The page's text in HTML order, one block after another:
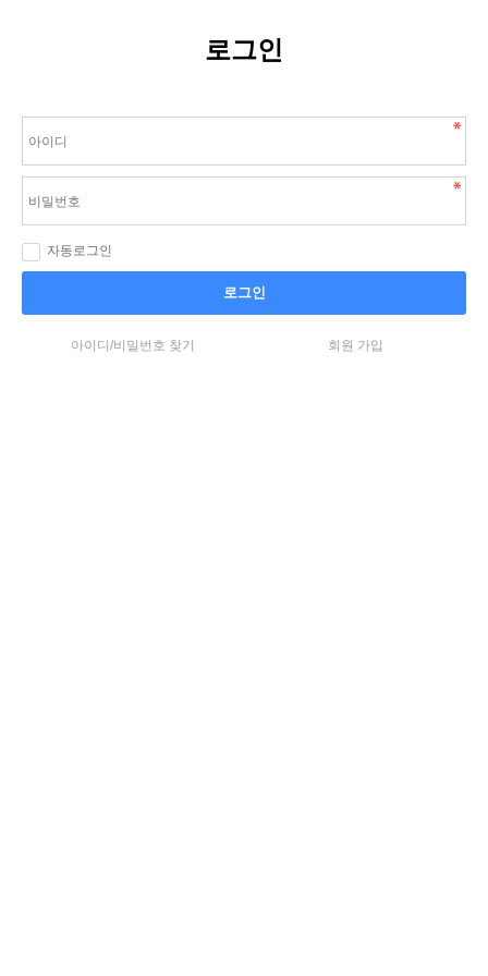
로그인
자동로그인
로그인
아이디/비밀번호 찾기 회원 가입